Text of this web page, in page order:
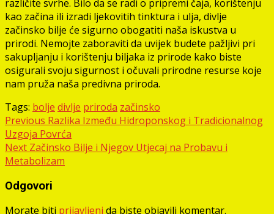
različite svrhe. Bilo da se radi o pripremi čaja, korištenju
kao začina ili izradi ljekovitih tinktura i ulja, divlje
začinsko bilje će sigurno obogatiti naša iskustva u
prirodi. Nemojte zaboraviti da uvijek budete pažljivi pri
sakupljanju i korištenju biljaka iz prirode kako biste
osigurali svoju sigurnost i očuvali prirodne resurse koje
nam pruža naša predivna priroda.
Tags: bolje divlje priroda začinsko
Post
navigation
Previous Razlika Između Hidroponskog i Tradicionalnog
Uzgoja Povrća
Next Začinsko Bilje i Njegov Utjecaj na Probavu i
Metabolizam
Odgovori
Morate biti prijavljeni da biste objavili komentar.